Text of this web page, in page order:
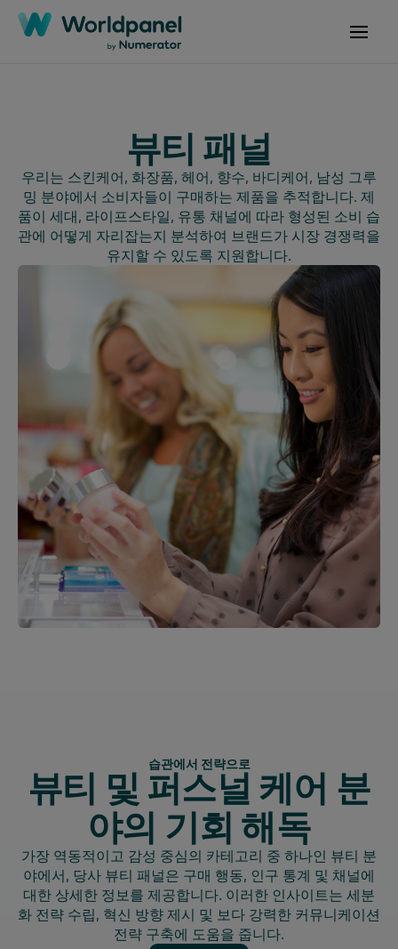
뷰티 패널
우리는 스킨케어, 화장품, 헤어, 향수, 바디케어, 남성 그루
밍 분야에서 소비자들이 구매하는 제품을 추적합니다. 제
품이 세대, 라이프스타일, 유통 채널에 따라 형성된 소비 습
관에 어떻게 자리잡는지 분석하여 브랜드가 시장 경쟁력을
유지할 수 있도록 지원합니다.
습관에서 전략으로
뷰티 및 퍼스널 케어 분
야의 기회 해독
가장 역동적이고 감성 중심의 카테고리 중 하나인 뷰티 분
야에서, 당사 뷰티 패널은 구매 행동, 인구 통계 및 채널에
대한 상세한 정보를 제공합니다. 이러한 인사이트는 세분
화 전략 수립, 혁신 방향 제시 및 보다 강력한 커뮤니케이션
전략 구축에 도움을 줍니다.